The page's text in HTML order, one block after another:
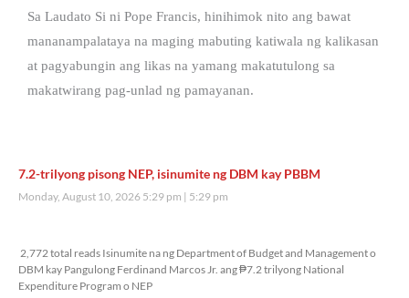
Sa Laudato Si ni Pope Francis, hinihimok nito ang bawat
mananampalataya na maging mabuting katiwala ng kalikasan
at pagyabungin ang likas na yamang makatutulong sa
makatwirang pag-unlad ng pamayanan.
7.2-trilyong pisong NEP, isinumite ng DBM kay PBBM
Monday, August 10, 2026 5:29 pm 5:29 pm
2,772 total reads Isinumite na ng Department of Budget and Management o
DBM kay Pangulong Ferdinand Marcos Jr. ang ₱7.2 trilyong National
Expenditure Program o NEP